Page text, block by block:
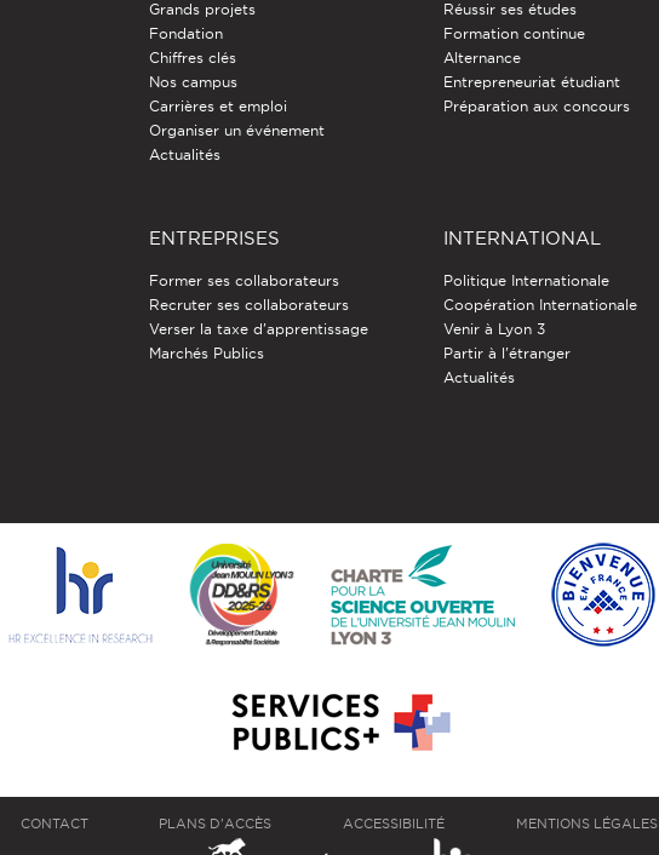
Grands projets
Fondation
Chiffres clés
Nos campus
Carrières et emploi
Organiser un événement
Actualités
Réussir ses études
Formation continue
Alternance
Entrepreneuriat étudiant
Préparation aux concours
ENTREPRISES
Former ses collaborateurs
Recruter ses collaborateurs
Verser la taxe d'apprentissage
Marchés Publics
INTERNATIONAL
Politique Internationale
Coopération Internationale
Venir à Lyon 3
Partir à l'étranger
Actualités
CONTACT PLANS D'ACCÈS ACCESSIBILITÉ MENTIONS LÉGALES